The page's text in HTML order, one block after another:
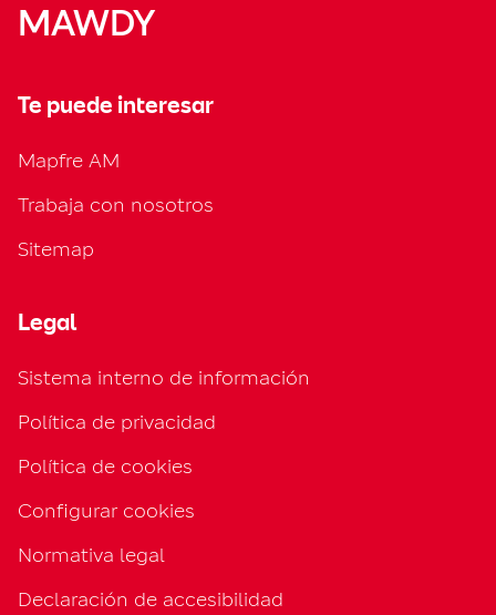
MAWDY
Te puede interesar
Mapfre AM
Trabaja con nosotros
Sitemap
Legal
Sistema interno de información
Política de privacidad
Política de cookies
Configurar cookies
Normativa legal
Declaración de accesibilidad